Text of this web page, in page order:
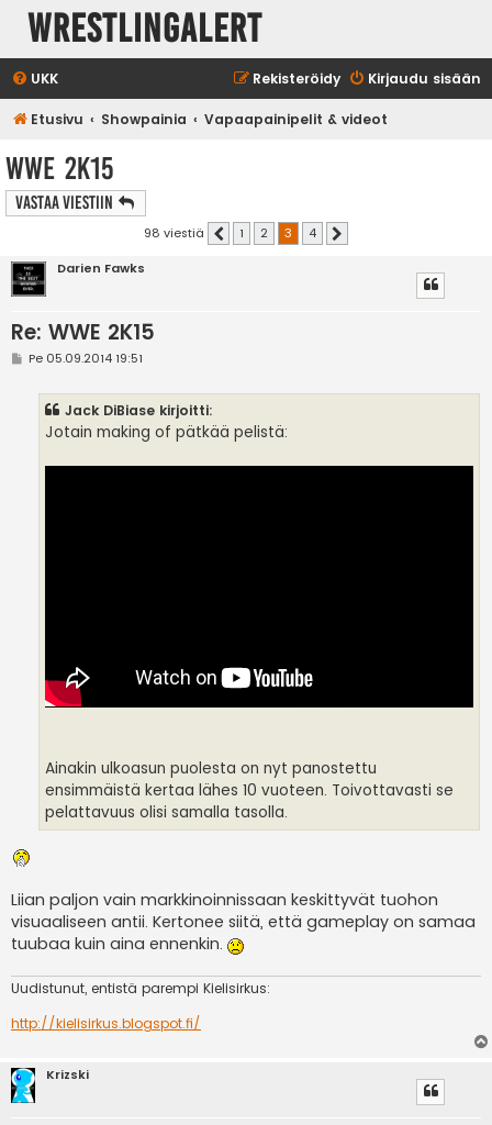
WrestlingAlert
UKK Kirjaudu sisään
Rekisteröidy
Etusivu Showpainia Vapaapainipelit & videot
WWE 2K15
Vastaa Viestiin
98 viestiä Edellinen
1 2 3 4
Darien Fawks
Re: WWE 2K15
VPe 05.09.2014 19:51
Jack DiBiase kirjoitti:
Jotain making of pätkää pelistä:
Ainakin ulkoasun puolesta on nyt panostettu
ensimmäistä kertaa lähes 10 vuoteen. Toivottavasti se
pelattavuus olisi samalla tasolla.
Liian paljon vain markkinoinnissaan keskittyvät tuohon
visuaaliseen antii. Kertonee siitä, että gameplay on samaa
tuubaa kuin aina ennenkin.
Uudistunut, entistä parempi Kielisirkus:
http://kielisirkus.blogspot.fi/
Krizski